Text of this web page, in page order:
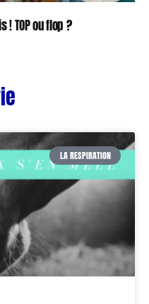
! TOP ou flop ?
LA RESPIRATION